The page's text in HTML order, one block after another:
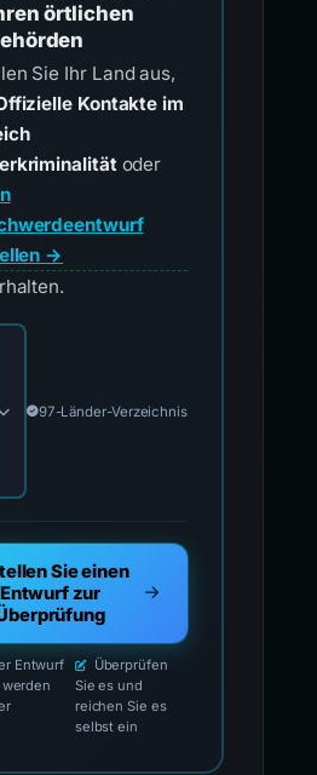
örtlichen
Sie Ihr Land aus,
Kontakte im
oder
→
Ihr Land für offizielle
97-Länder-Verzeichnis
Sie einen
Entwurf zur
Entwurf
Überprüfen
Sie es und
reichen Sie es
selbst ein